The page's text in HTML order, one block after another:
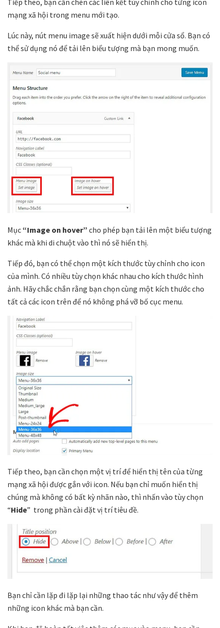
mạng xã hội trong menu mới tạo.
Lúc này, nút menu image sẽ xuất hiện dưới mỗi cửa sổ. Bạn có
thể sử dụng nó để tải lên biểu tượng mà bạn mong muốn.
Mục “Image on hover” cho phép bạn tải lên một biểu tượng
khác mà khi di chuột vào thì nó sẽ hiển thị.
Tiếp đó, bạn có thể chọn một kích thước tùy chỉnh cho icon
của mình. Có nhiều tùy chọn khác nhau cho kích thước hình
ảnh. Hãy chắc chắn rằng bạn chọn cùng một kích thước cho
tất cả các icon trên để nó không phá vỡ bố cục menu.
Tiếp theo, bạn cần chọn một vị trí để hiển thị tên của từng
mạng xã hội được gắn với icon. Nếu bạn chỉ muốn hiển thị
chúng mà không có bất kỳ nhãn nào, thì nhấn vào tùy chọn
“Hide” trong phần cài đặt vị trí tiêu đề.
Bạn chỉ cần lặp đi lặp lại những thao tác như vậy để thêm
những icon khác mà bạn cần.